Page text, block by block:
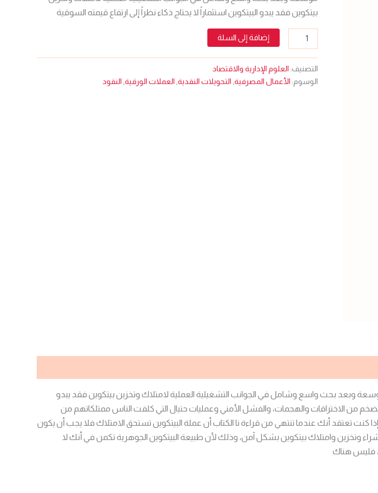
بيتكوين فقد يبدو البيتكوين استثماراً لا يحتاج ذكاء نظراً إلى ارتفاع قيمته السوقية
إضافة إلى السلة
التصنيف: العلوم الإدارية والاقتصاد
الوسوم: الأعمال المصرفية التحويلات النقدية العملات الورقية النقود
وبعد بحث واسع وشامل في الجوانب التشغيلية العملية لامتلاك وتخزين بيتكوين فقد يبدو
الضخم من الاختراقات والهجمات، والفشل الأمني وعمليات حتيال التي كلفت الناس ممتلكاتهم من
كنت تعتقد أنك عندما تنتهي من قراءة نا الكتاب أن عملة البيتكوين تستحق الامتلاك فلا يجب أن يكون
وتخزين وامتلاك بيتكوين بشكل آمن، وذلك لأن طبيعة البيتكوين الجوهرية تكمن في أنك لا
فليس هناك